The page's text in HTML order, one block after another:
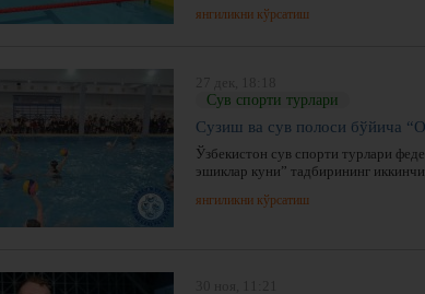
янгиликни кўрсатиш
Сув спорти турлари
Сузиш ва сув полоси бўйича
Ўзбекистон сув спорти турлари
эшиклар куни” тадбирининг
янгиликни кўрсатиш